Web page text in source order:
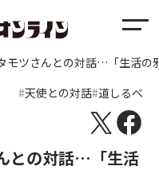
メ
ニ
ュ
ー
モツさんとの対話…「生活の
天使との対話 道しるべ
との対話…「生活